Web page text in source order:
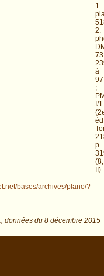
1.
2.
73
à
97
;
I/1
p.
(8,
II)
bases/archives/plano/?
données du 8 décembre 2015